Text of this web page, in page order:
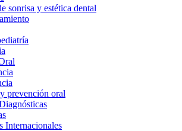
sonrisa y estética dental
prevención oral
Internacionales